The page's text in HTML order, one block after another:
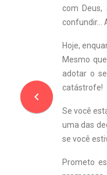
navigate_before
com
confundir…
Hoje,
Mesmo
adotar o
catástrofe!
Se você
uma das
se você
Prometo